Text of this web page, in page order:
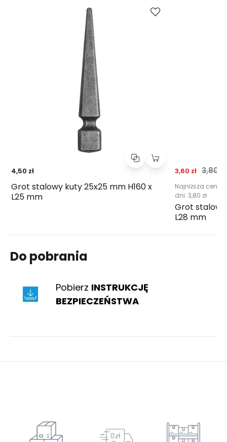
4,50 zł
Grot stalowy kuty 25x25 mm H160 x
L25 mm
Cena
3,60 zł 3,80 zł
Najniższa cena
dni: 3,80 zł
Grot stalowy
L28 mm
Do pobrania
Pobierz INSTRUKCJĘ
BEZPIECZEŃSTWA